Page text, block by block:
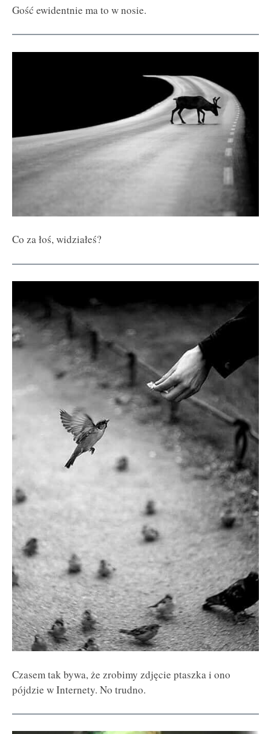
Gość ewidentnie ma to w nosie.
Co za łoś, widziałeś?
Czasem tak bywa, że zrobimy zdjęcie ptaszka i ono
pójdzie w Internety. No trudno.